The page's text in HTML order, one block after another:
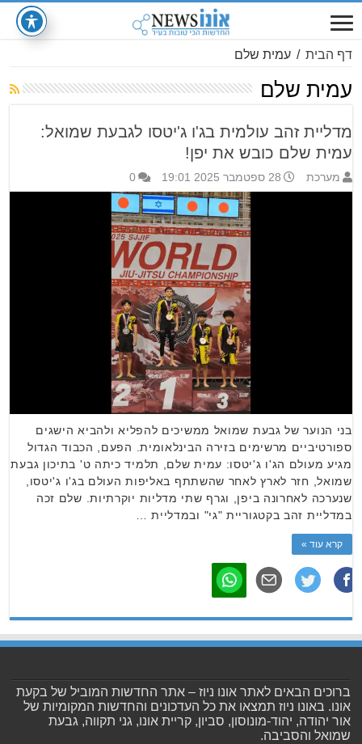
דף הבית / עמית שלם
עמית שלם
מדליית זהב עולמית בג'ו ג'יטסו לגבעת שמואל:
עמית שלם כובש את יפן!
מערכת 28 ספטמבר 2025 19:01 0
בני הנוער של גבעת שמואל ממשיכים להפליא ולהביא הישגים
ספורטיביים מרשימים בזירה הבינלאומית. הפעם, הכבוד הגדול
מגיע מעולם הג'ו ג'יטסו: עמית שלם, תלמיד כיתה ט' בתיכון גבעת
שמואל, חזר לארץ לאחר שהשתתף באליפות העולם בג'ו ג'יטסו,
שנערכה לאחרונה ביפן, וגרף שתי מדליות יוקרתיות. שלם זכה
במדליית זהב בקטגוריית "גי" ובמדליית …
קרא עוד »
ברוכים הבאים לאתר אונו ניוז – אתר החדשות המוביל של בקעת
אונו. באונו ניוז תמצאו את כל העדכונים והחדשות המקומיות של
אור יהודה, יהוד-מונוסון, סביון, קריית אונו, גני תקווה, גבעת
שמואל והסביבה.